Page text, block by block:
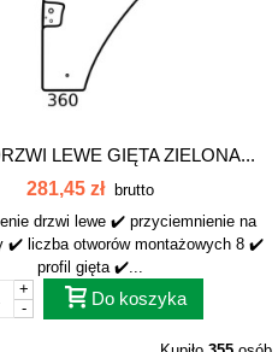
LEWE GIĘTA ZIELONA...
281,45 zł brutto
drzwi lewe ✔️ przyciemnienie na
✔️ liczba otworów montażowych 8 ✔️
profil gięta ✔️...
-
+ Do koszyka